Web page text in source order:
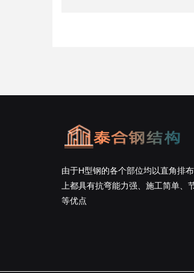
由于H型钢的各个部位均以直角排
上都具有抗弯能力强、施工简单、
等优点